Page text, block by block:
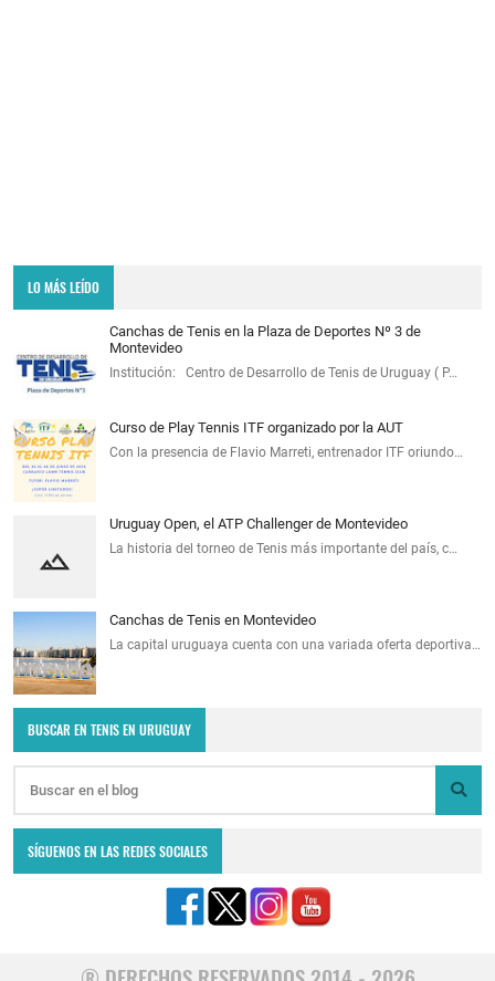
LO MÁS LEÍDO
Canchas de Tenis en la Plaza de Deportes Nº 3 de
Montevideo
Institución: Centro de Desarrollo de Tenis de Uruguay ( P…
Curso de Play Tennis ITF organizado por la AUT
Con la presencia de Flavio Marreti, entrenador ITF oriundo…
Uruguay Open, el ATP Challenger de Montevideo
La historia del torneo de Tenis más importante del país, c…
Canchas de Tenis en Montevideo
La capital uruguaya cuenta con una variada oferta deportiva…
BUSCAR EN TENIS EN URUGUAY
SÍGUENOS EN LAS REDES SOCIALES